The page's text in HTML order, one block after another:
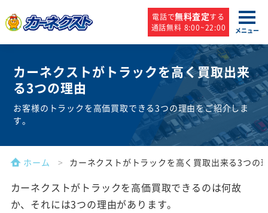
電話で無料査定する
通話無料 8:00~22:00
メニュー
カーネクストがトラックを高く買取出来
る3つの理由
お客様のトラックを高価買取できる3つの理由をご紹介しま
す。
ホーム カーネクストがトラックを高く買取出来る3つの
カーネクストがトラックを高価買取できるのは何故
か、それには3つの理由があります。